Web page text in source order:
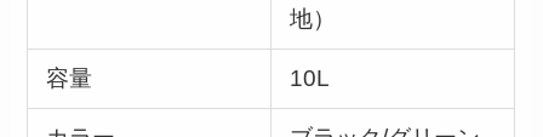
地）
容量 10L